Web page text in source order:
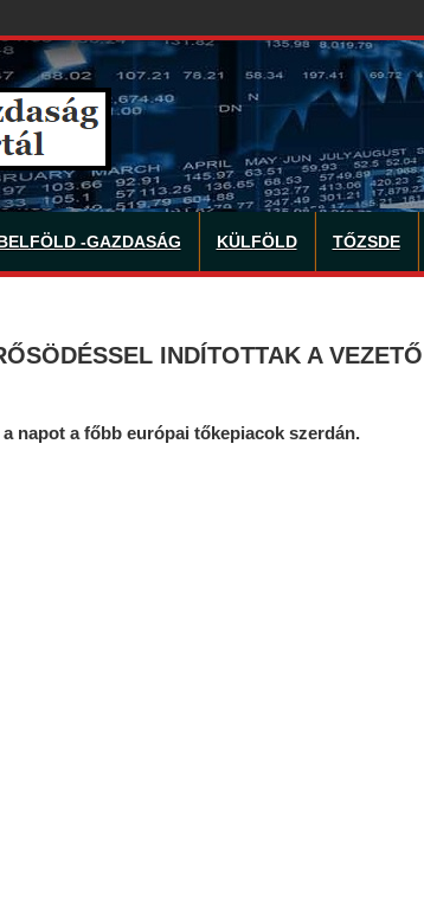
-GAZDASÁG KÜLFÖLD TŐZSDE
INDÍTOTTAK A
napot a főbb európai tőkepiacok szerdán.